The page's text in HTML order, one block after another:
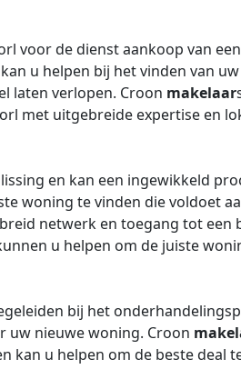
voor de dienst aankoop van
kan u helpen bij het vinden van uw
laten verlopen. Croon makelaar
met uitgebreide expertise en
en kan een ingewikkeld
woning te vinden die voldoet
netwerk en toegang tot een
u helpen om de juiste
bij het
uw nieuwe woning. Croon
kan u helpen om de beste deal